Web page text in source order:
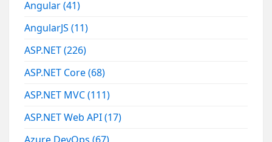
Angular(41)
AngularJS(11)
ASP.NET(226)
ASP.NET Core(68)
ASP.NET MVC(111)
ASP.NET Web API(17)